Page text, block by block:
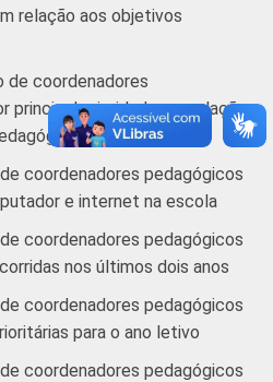
Mais de 5
SM
Recusa 58
Centro-
Oeste
50
Nordeste 42
relação aos objetivos
de coordenadores
principal prioridade em relação
coordenadores pedagógicos
e internet na escola
coordenadores pedagógicos
nos últimos dois anos
coordenadores pedagógicos
para o ano letivo
coordenadores pedagógicos